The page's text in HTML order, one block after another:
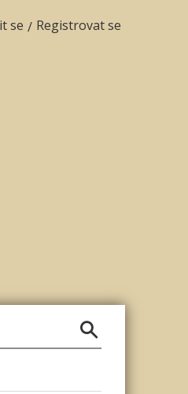
se / Registrovat se